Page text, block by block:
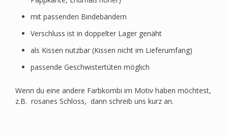
mit passenden Bindebändern
Verschluss ist in doppelter Lager genäht
als Kissen nutzbar (Kissen nicht im Lieferumfang)
passende Geschwistertüten möglich
Wenn du eine andere Farbkombi im Motiv haben möchtest,
z.B. rosanes Schloss, dann schreib uns kurz an.